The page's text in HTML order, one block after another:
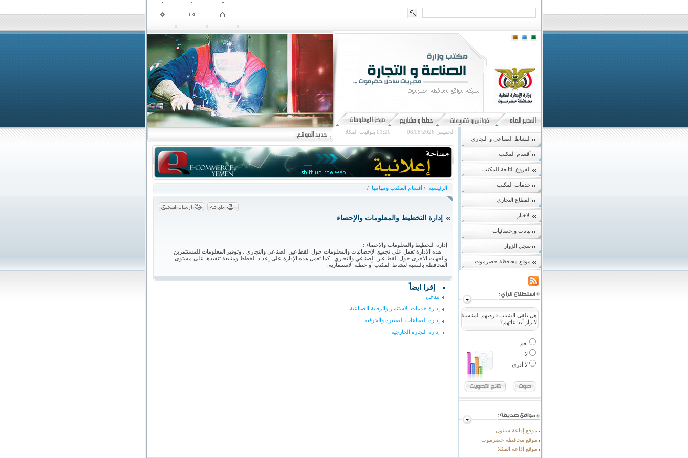
الخميس 06/08/2026 01:20 بتوقيت المكلا
النشاط الصناعي و التجاري
أقسام المكتب
الفروع التابعة للمكتب
خدمات المكتب
القطاع التجاري
الاخبار
بيانات وإحصائيات
سجل الزوار
موقع محافظة حضرموت
هل يلقى الشباب فرصهم المناسبة
لابراز أبداعاتهم؟
نعم
لا
لا أدري
موقع إذاعة سيئون
موقع محافظة حضرموت
موقع إذاعة المكلا
الرئيسية / أقسام المكتب ومهامها /
إدارة التخطيط والمعلومات والإحصاء
إدارة التخطيط والمعلومات والإحصاء :
هذه الإدارة تعمل على تجميع الإحصائيات والمعلومات حول القطاعين الصناعي والتجاري ، وتوفير المعلومات للمستثمرين
والجهات الأخرى حول القطاعين الصناعي والتجاري . كما تعمل هذه الإدارة على إعداد الخطط ومتابعة تنفيذها على مستوى
المحافظة بالنسبة لنشاط المكتب أو خطته الاستثمارية.
إقرا ايضاً
مدخل
إدارة خدمات الاستثمار والرقابة الصناعية
إدارة الصناعات الصغيرة والحرفية
إدارة التجارة الخارجية